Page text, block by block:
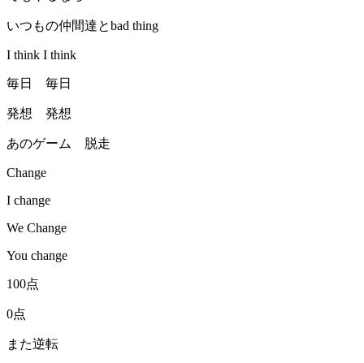
いつもの仲間達とbad thing
I think I think
毎日 毎日
発想 発想
あのゲーム 脱走
Change
I change
We Change
You change
100点
0点
また逆転